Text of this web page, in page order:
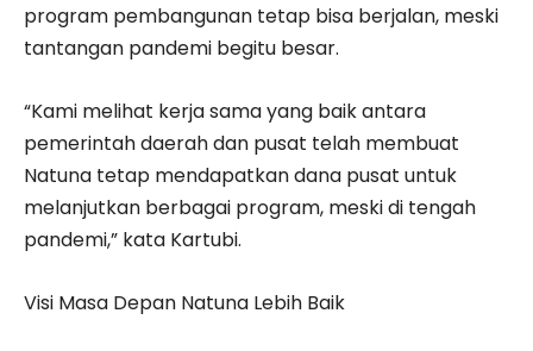
program pembangunan tetap bisa berjalan, meski
tantangan pandemi begitu besar.
“Kami melihat kerja sama yang baik antara
pemerintah daerah dan pusat telah membuat
Natuna tetap mendapatkan dana pusat untuk
melanjutkan berbagai program, meski di tengah
pandemi,” kata Kartubi.
Visi Masa Depan Natuna Lebih Baik